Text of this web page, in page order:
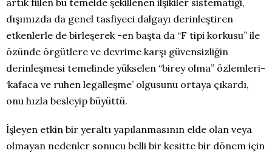
artık fiilen bu temelde şekillenen ilşikiler sistematiği,
dışımızda da genel tasfiyeci dalgayı derinleştiren
etkenlerle de birleşerek -en başta da “F tipi korkusu” ile
özünde örgütlere ve devrime karşı güvensizliğin
derinleşmesi temelinde yükselen “birey olma” özlemleri-
‘kafaca ve ruhen legalleşme’ olgusunu ortaya çıkardı,
onu hızla besleyip büyüttü.
İşleyen etkin bir yeraltı yapılanmasının elde olan veya
olmayan nedenler sonucu belli bir kesitte bir dönem için